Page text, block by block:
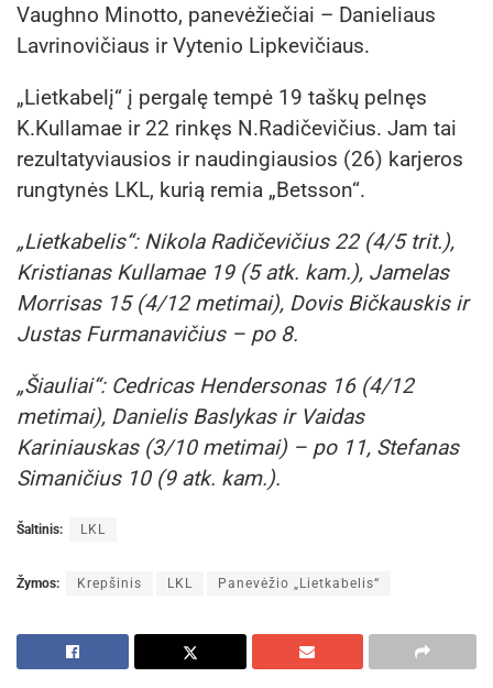
Vaughno Minotto, panevėžiečiai – Danieliaus
Lavrinovičiaus ir Vytenio Lipkevičiaus.
„Lietkabelį“ į pergalę tempė 19 taškų pelnęs
K.Kullamae ir 22 rinkęs N.Radičevičius. Jam tai
rezultatyviausios ir naudingiausios (26) karjeros
rungtynės LKL, kurią remia „Betsson“.
„Lietkabelis“: Nikola Radičevičius 22 (4/5 trit.),
Kristianas Kullamae 19 (5 atk. kam.), Jamelas
Morrisas 15 (4/12 metimai), Dovis Bičkauskis ir
Justas Furmanavičius – po 8.
„Šiauliai“: Cedricas Hendersonas 16 (4/12
metimai), Danielis Baslykas ir Vaidas
Kariniauskas (3/10 metimai) – po 11, Stefanas
Simaničius 10 (9 atk. kam.).
Šaltinis: LKL
Žymos: Krepšinis LKL Panevėžio „Lietkabelis“